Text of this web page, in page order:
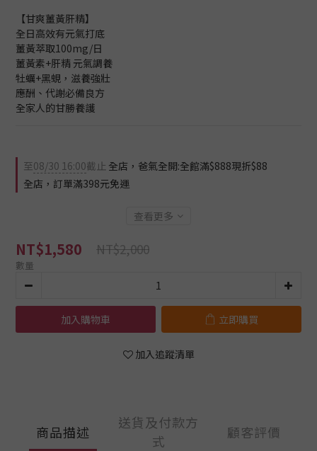
【甘爽薑黃肝精】
全日高效有元氣打底
薑黃萃取100mg/日
薑黃素+肝精 元氣調養
牡蠣+黑蜆，滋養強壯
應酬、代謝必備良方
全家人的甘勝養護
至08/30 16:00截止 全店，爸氣全開:全館滿$888現折$88
全店，訂單滿398元免運
查看更多
NT$1,580 NT$2,000
數量
加入購物車 立即購買
加入追蹤清單
商品描述
送貨及付款方
式
顧客評價